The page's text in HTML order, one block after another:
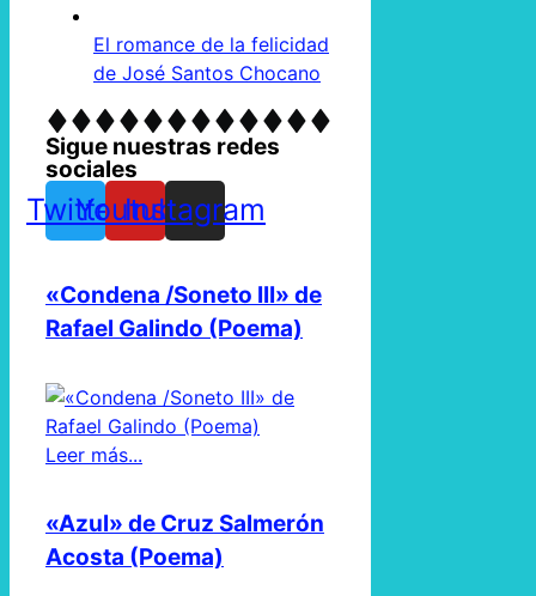
El romance de la felicidad
de José Santos Chocano
Sigue nuestras redes
sociales
TwitterYoutube
Instagram
«Condena /Soneto III» de
Rafael Galindo (Poema)
Leer más...
«Azul» de Cruz Salmerón
Acosta (Poema)